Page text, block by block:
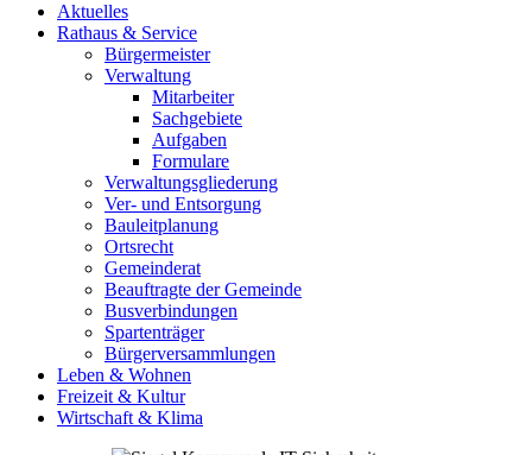
Aktuelles
Rathaus & Service
Bürgermeister
Verwaltung
Mitarbeiter
Sachgebiete
Aufgaben
Formulare
Verwaltungsgliederung
Ver- und Entsorgung
Bauleitplanung
Ortsrecht
Gemeinderat
Beauftragte der Gemeinde
Busverbindungen
Spartenträger
Bürgerversammlungen
Leben & Wohnen
Freizeit & Kultur
Wirtschaft & Klima